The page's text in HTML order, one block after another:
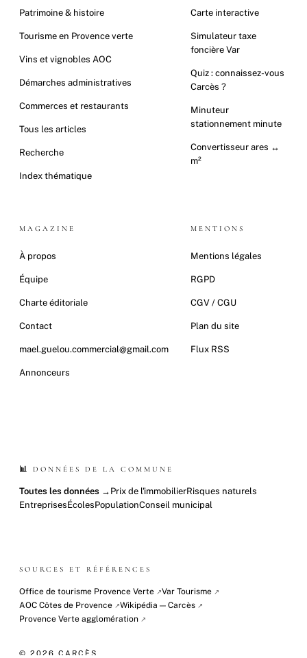
Patrimoine & histoire
Tourisme en Provence verte
Vins et vignobles AOC
Démarches administratives
Commerces et restaurants
Tous les articles
Recherche
Index thématique
Carte interactive
Simulateur taxe
foncière Var
Quiz : connaissez-vous
Carcès ?
Minuteur
stationnement minute
Convertisseur ares ↔
m²
MAGAZINE
À propos
Équipe
Charte éditoriale
Contact
mael.guelou.commercial@gmail.com
Annonceurs
MENTIONS
Mentions légales
RGPD
CGV / CGU
Plan du site
Flux RSS
📊 DONNÉES DE LA COMMUNE
Toutes les données → Prix de l'immobilierRisques naturels
EntreprisesÉcolesPopulationConseil municipal
SOURCES ET RÉFÉRENCES
Office de tourisme Provence Verte ↗Var Tourisme ↗
AOC Côtes de Provence ↗Wikipédia — Carcès ↗
Provence Verte agglomération ↗
© 2026 CARCÈS